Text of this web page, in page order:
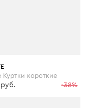
Куртки короткие
-38%
руб.